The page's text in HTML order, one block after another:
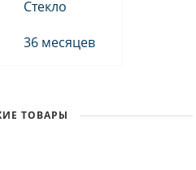
Стекло
36 месяцев
ТОВАРЫ